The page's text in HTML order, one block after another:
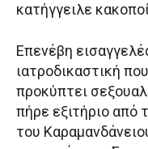
κατήγγειλε
Επενέβη
ιατροδικαστική
προκύπτει
πήρε εξιτήριο από
του